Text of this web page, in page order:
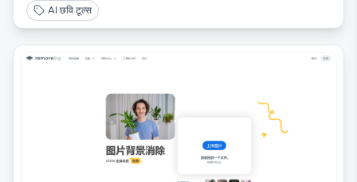
AI छवि टूल्स